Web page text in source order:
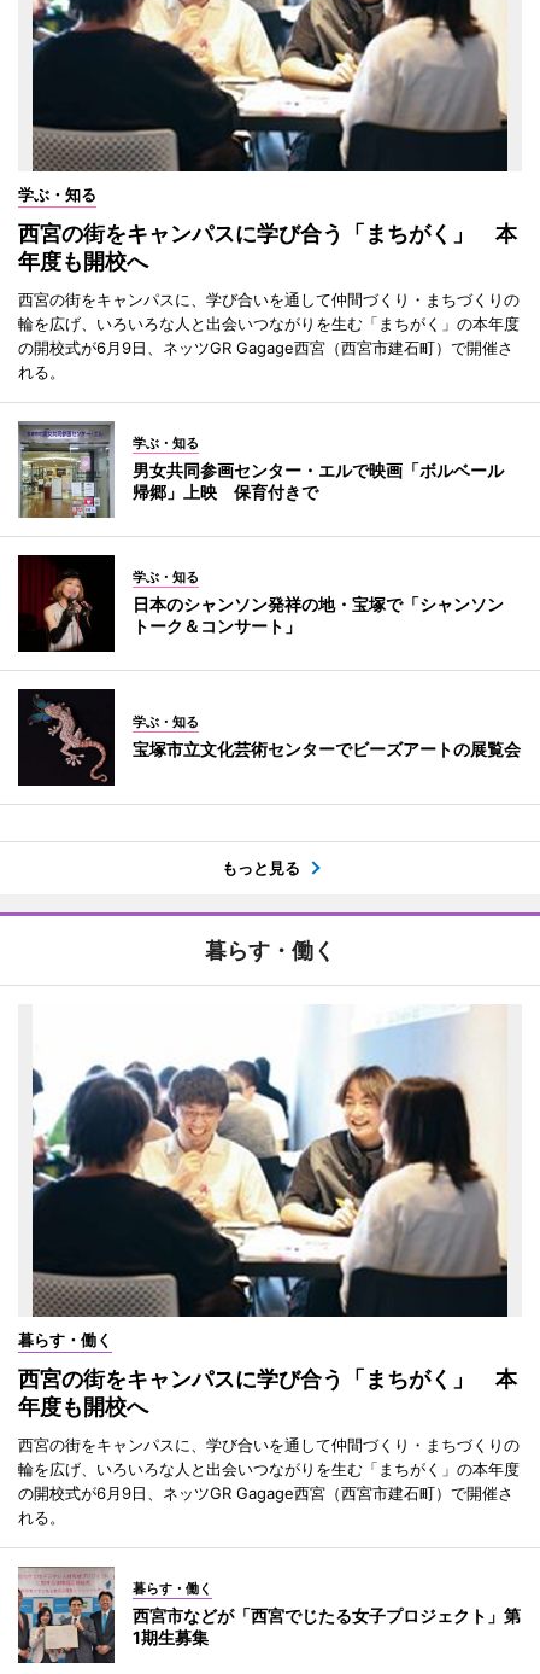
学ぶ・知る
西宮の街をキャンパスに学び合う「まちがく」 本
年度も開校へ
西宮の街をキャンパスに、学び合いを通して仲間づくり・まちづくりの
輪を広げ、いろいろな人と出会いつながりを生む「まちがく」の本年度
の開校式が6月9日、ネッツGR Gagage西宮（西宮市建石町）で開催さ
れる。
学ぶ・知る
男女共同参画センター・エルで映画「ボルベール
帰郷」上映 保育付きで
学ぶ・知る
日本のシャンソン発祥の地・宝塚で「シャンソン
トーク＆コンサート」
学ぶ・知る
宝塚市立文化芸術センターでビーズアートの展覧会
もっと見る
暮らす・働く
暮らす・働く
西宮の街をキャンパスに学び合う「まちがく」 本
年度も開校へ
西宮の街をキャンパスに、学び合いを通して仲間づくり・まちづくりの
輪を広げ、いろいろな人と出会いつながりを生む「まちがく」の本年度
の開校式が6月9日、ネッツGR Gagage西宮（西宮市建石町）で開催さ
れる。
暮らす・働く
西宮市などが「西宮でじたる女子プロジェクト」第
1期生募集